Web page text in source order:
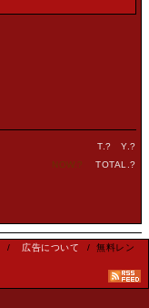
T.? Y.?
NOW. ? TOTAL.?
/ 広告について
/ 無料レン